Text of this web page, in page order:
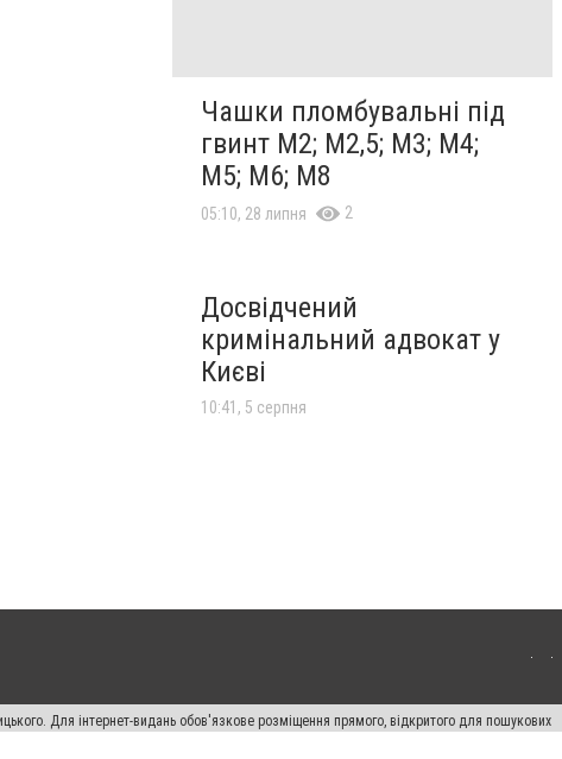
Чашки пломбувальні під
гвинт М2; М2,5; М3; М4;
М5; М6; М8
05:10, 28 липня 2
Досвідчений
кримінальний адвокат у
Києві
10:41, 5 серпня
Для інтернет-видань обов'язкове розміщення прямого, відкритого для пошукових